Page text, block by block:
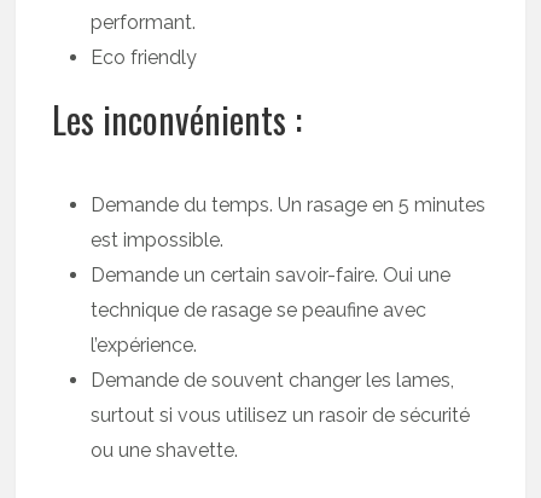
performant.
Eco friendly
Les inconvénients :
Demande du temps. Un rasage en 5 minutes
est impossible.
Demande un certain savoir-faire. Oui une
technique de rasage se peaufine avec
l’expérience.
Demande de souvent changer les lames,
surtout si vous utilisez un rasoir de sécurité
ou une shavette.